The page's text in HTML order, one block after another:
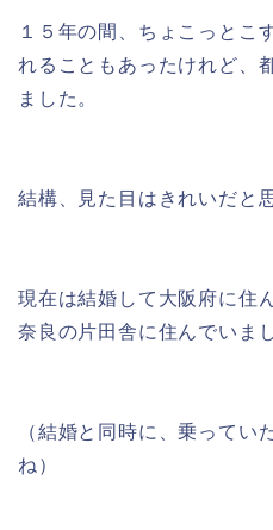
１５年の間、ちょこっとこ
れることもあったけれど、
ました。
結構、見た目はきれいだと
現在は結婚して大阪府に住
奈良の片田舎に住んでいま
（結婚と同時に、乗ってい
ね）